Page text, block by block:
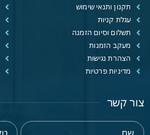
תקנון ותנאי שימוש
עגלת קניות
תשלום וסיום הזמנה
מעקב הזמנות
הצהרת נגישות
מדיניות פרטיות
צור קשר